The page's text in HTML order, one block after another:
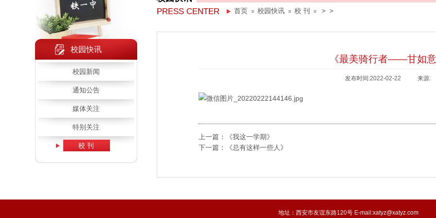
校园快讯
校园新闻
通知公告
媒体关注
特别关注
校 刊
PRESS CENTER 首页 >
校园快讯 >
校 刊
《最美骑行者——甘如
发布时间:2022-02-22 来源:
上一篇：
《我这一学期》
下一篇：
《总有这样一些人》
地址：西安市友谊东路120号 E-mail:xatyz@xatyz.com